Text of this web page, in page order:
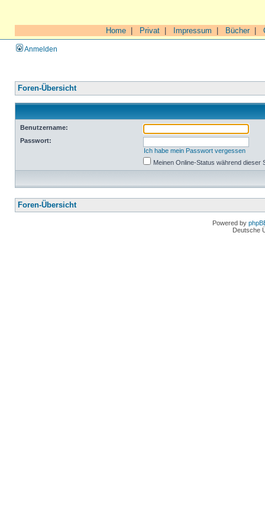
Home Privat Impressum Bücher|
Anmelden
Foren-Übersicht
Benutzername:
Passwort:
Ich habe mein Passwort vergessen
Meinen Online-Status während dieser
Foren-Übersicht
Powered by
Deutsche